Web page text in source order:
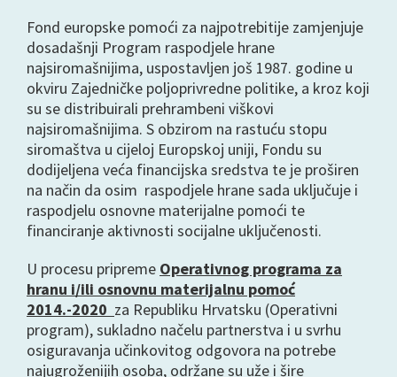
Fond europske pomoći za najpotrebitije zamjenjuje
dosadašnji Program raspodjele hrane
najsiromašnijima, uspostavljen još 1987. godine u
okviru Zajedničke poljoprivredne politike, a kroz koji
su se distribuirali prehrambeni viškovi
najsiromašnijima. S obzirom na rastuću stopu
siromaštva u cijeloj Europskoj uniji, Fondu su
dodijeljena veća financijska sredstva te je proširen
na način da osim raspodjele hrane sada uključuje i
raspodjelu osnovne materijalne pomoći te
financiranje aktivnosti socijalne uključenosti.
U procesu pripreme Operativnog programa za
hranu i/ili osnovnu materijalnu pomoć
2014.-2020 za Republiku Hrvatsku (Operativni
program), sukladno načelu partnerstva i u svrhu
osiguravanja učinkovitog odgovora na potrebe
najugroženijih osoba, održane su uže i šire